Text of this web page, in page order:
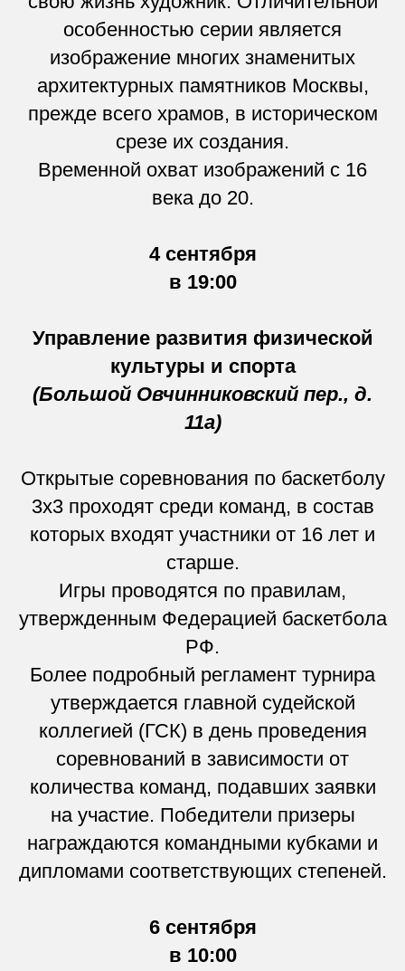
особенностью серии является
изображение многих знаменитых
архитектурных памятников Москвы,
прежде всего храмов, в историческом
срезе их создания.
Временной охват изображений с 16
века до 20.
4 сентября
в 19:00
Управление развития физической
культуры и спорта
(Большой Овчинниковский пер., д.
11а)
Открытые соревнования по баскетболу
3х3 проходят среди команд, в состав
которых входят участники от 16 лет и
старше.
Игры проводятся по правилам,
утвержденным Федерацией баскетбола
РФ.
Более подробный регламент турнира
утверждается главной судейской
коллегией (ГСК) в день проведения
соревнований в зависимости от
количества команд, подавших заявки
на участие. Победители призеры
награждаются командными кубками и
дипломами соответствующих степеней.
6 сентября
в 10:00